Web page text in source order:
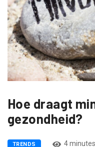
Hoe draagt
gezondheid?
TRENDS 4